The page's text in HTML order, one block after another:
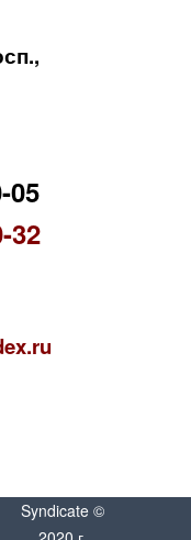
05
32
Syndicate ©